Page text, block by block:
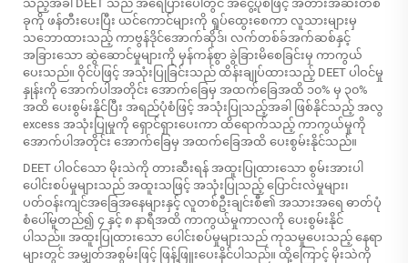
သည့်အခါ DEET သည် အရေပြားပေါ်တွင် အငွေ့ပုံစံဖြင့် အတားအဆီးတစ်
ခုကို ဖန်တီးပေးပြီး ယင်ကောင်များကို ရှုပ်ထွေးစေကာ လူသားများမှ
သဘောထားသည့် ကာဗွန်ဒိုင်အောက်ဆိုဒ်၊ လက်တစ်ခ်အက်ဆစ်နှင့်
အခြားသော ဆွဲဆောင်မှုများကို မှန်ကန်စွာ ခွဲခြားမိစေခြင်းမှ ကာကွယ်
ပေးသည်။ ဝိုင်ပ်ဖြင့် အသုံးပြုခြင်းသည် ထိန်းချုပ်ထားသည့် DEET ပါဝင်မှု
နှုန်းကို အောက်ပါအတိုင်း အောက်ခြေမှ အထက်ခြေအထိ ၁၀% မှ ၃၀%
အထိ ပေးစွမ်းနိုင်ပြီး အရည်ပုံစံဖြင့် အသုံးပြုသည့်အခါ ဖြစ်နိုင်သည့် အလွ
excess အသုံးပြုမှုကို ရှောင်ရှားပေးကာ ထိရောက်သည့် ကာကွယ်မှုကို
အောက်ပါအတိုင်း အောက်ခြေမှ အထက်ခြေအထိ ပေးစွမ်းနိုင်သည်။
DEET ပါဝင်သော မိုးသဲကို တားဆီးရန် အထူးပြုထားသော စွမ်းအားပါ
ပေါင်းစပ်မှုများသည် အထူးသဖြင့် အသုံးပြုသည့် ပြောင်းလဲမှုများ၊
ပတ်ဝန်းကျင်အခြေအနေများနှင့် လူတစ်ဦးချင်းစီ၏ အသားအရေ ဓာတ်ပုံ
စံပေါ်မူတည်၍ ၄ နှင့် ၈ နာရီအထိ ကာကွယ်မှုကာလကို ပေးစွမ်းနိုင်
ပါသည်။ အထူးပြုထားသော ပေါင်းစပ်မှုများသည် ကုသမှုပေးသည့် နေရာ
များတွင် အမျှတ်အစွမ်းဖြင့် ဖြန့်ဖြူးပေးနိုင်ပါသည်။ ထို့ကြောင့် မိုးသဲကို